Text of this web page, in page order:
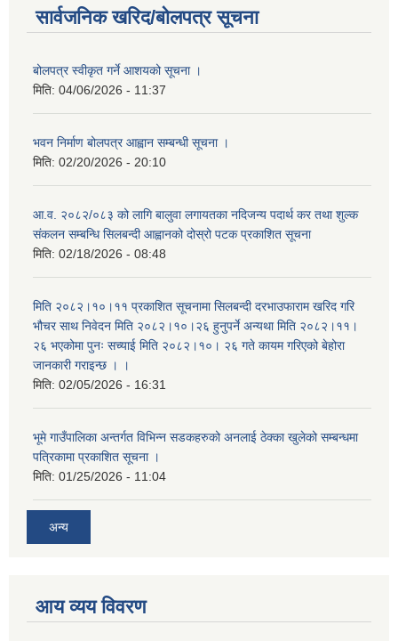
सार्वजनिक खरिद/बोलपत्र सूचना
बोलपत्र स्वीकृत गर्ने आशयको सूचना ।
मिति: 04/06/2026 - 11:37
भवन निर्माण बोलपत्र आह्वान सम्बन्धी सूचना ।
मिति: 02/20/2026 - 20:10
आ.व. २०८२/०८३ को लागि बालुवा लगायतका नदिजन्य पदार्थ कर तथा शुल्क
संकलन सम्बन्धि सिलबन्दी आह्वानको दोस्रो पटक प्रकाशित सूचना
मिति: 02/18/2026 - 08:48
मिति २०८२।१०।११ प्रकाशित सूचनामा सिलबन्दी दरभाउफाराम खरिद गरि
भौचर साथ निवेदन मिति २०८२।१०।२६ हुनुपर्ने अन्यथा मिति २०८२।११।
२६ भएकोमा पुनः सच्याई मिति २०८२।१०। २६ गते कायम गरिएको बेहोरा
जानकारी गराइन्छ । ।
मिति: 02/05/2026 - 16:31
भूमे गाउँपालिका अन्तर्गत विभिन्न सडकहरुको अनलाई ठेक्का खुलेको सम्बन्धमा
पत्रिकामा प्रकाशित सूचना ।
मिति: 01/25/2026 - 11:04
अन्य
आय व्यय विवरण